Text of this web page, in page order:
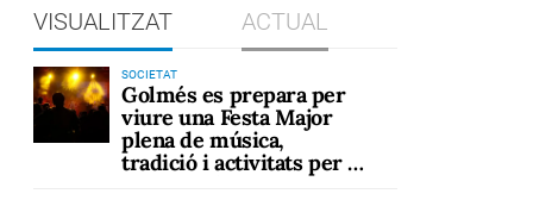
VISUALITZAT ACTUAL
SOCIETAT
Golmés es prepara per
viure una Festa Major
plena de música,
tradició i activitats per a